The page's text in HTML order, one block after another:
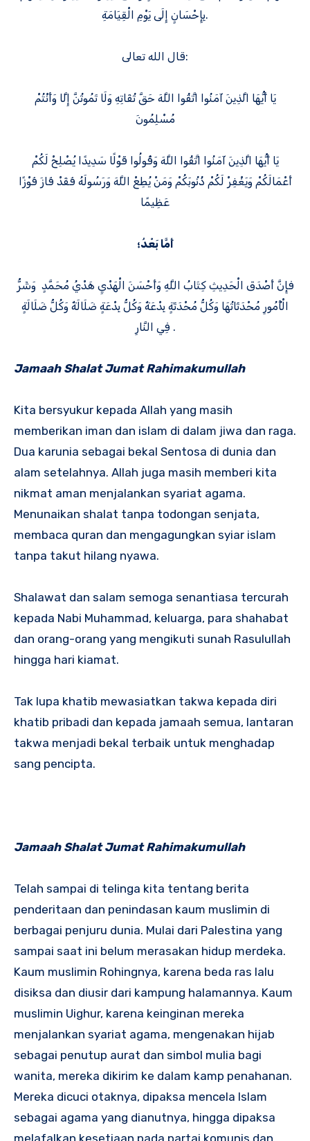
بِإِحْسَانٍ إِلَى يَوْمِ الْقِيَامَةِ.
قال الله تعالى:
يَا أَيُّهَا الَّذِينَ آمَنُوا اتَّقُوا اللَّهَ حَقَّ تُقَاتِهِ وَلَا تَمُوتُنَّ إِلَّا وَأَنْتُمْ
مُسْلِمُونَ
يَا أَيُّهَا الَّذِينَ آمَنُوا اتَّقُوا اللَّهَ وَقُولُوا قَوْلًا سَدِيدًا يُصْلِحْ لَكُمْ
أَعْمَالَكُمْ وَيَغْفِرْ لَكُمْ ذُنُوبَكُمْ وَمَنْ يُطِعْ اللَّهَ وَرَسُولَهُ فَقَدْ فَازَ فَوْزًا
عَظِيمًا
أَمَّا بَعْدُ؛
فإِنَّ أَصْدَقَ الْحَدِيثِ كِتَابُ اللَّهِ وَأَحْسَنَ الْهَدْيِ هَدْيُ مُحَمَّدٍ وَشَرُّ
الْأُمُورِ مُحْدَثَاتُهَا وَكُلُّ مُحْدَثَةٍ بِدْعَةٌ وَكُلُّ بِدْعَةٍ ضَلَالَةٌ وَكُلُّ ضَلَالَةٍ
فِي النَّارِ .
Jamaah Shalat Jumat Rahimakumullah
Kita bersyukur kepada Allah yang masih
memberikan iman dan islam di dalam jiwa dan raga.
Dua karunia sebagai bekal Sentosa di dunia dan
alam setelahnya. Allah juga masih memberi kita
nikmat aman menjalankan syariat agama.
Menunaikan shalat tanpa todongan senjata,
membaca quran dan mengagungkan syiar islam
tanpa takut hilang nyawa.
Shalawat dan salam semoga senantiasa tercurah
kepada Nabi Muhammad, keluarga, para shahabat
dan orang-orang yang mengikuti sunah Rasulullah
hingga hari kiamat.
Tak lupa khatib mewasiatkan takwa kepada diri
khatib pribadi dan kepada jamaah semua, lantaran
takwa menjadi bekal terbaik untuk menghadap
sang pencipta.
Jamaah Shalat Jumat Rahimakumullah
Telah sampai di telinga kita tentang berita
penderitaan dan penindasan kaum muslimin di
berbagai penjuru dunia. Mulai dari Palestina yang
sampai saat ini belum merasakan hidup merdeka.
Kaum muslimin Rohingnya, karena beda ras lalu
disiksa dan diusir dari kampung halamannya. Kaum
muslimin Uighur, karena keinginan mereka
menjalankan syariat agama, mengenakan hijab
sebagai penutup aurat dan simbol mulia bagi
wanita, mereka dikirim ke dalam kamp penahanan.
Mereka dicuci otaknya, dipaksa mencela Islam
sebagai agama yang dianutnya, hingga dipaksa
melafalkan kesetiaan pada partai komunis dan